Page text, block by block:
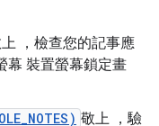
，檢查您的記事應
幕 裝置螢幕鎖定畫
敬上 ，驗